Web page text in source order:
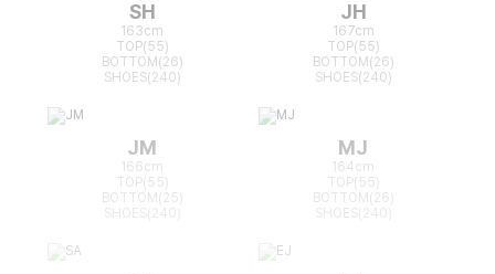
SH
163cm
TOP(55)
BOTTOM(26)
SHOES(240)
JH
167cm
TOP(55)
BOTTOM(26)
SHOES(240)
JM
166cm
TOP(55)
BOTTOM(25)
MJ
164cm
TOP(55)
BOTTOM(26)